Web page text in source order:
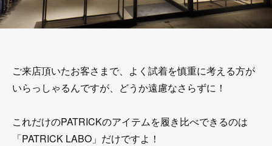
ご来店頂いたお客さまで、よく試着を慎重に考える方が
いらっしゃるんですが、どうか遠慮なさらずに！
これだけのPATRICKのアイテムを履き比べできるのは
「PATRICK LABO」だけですよ！